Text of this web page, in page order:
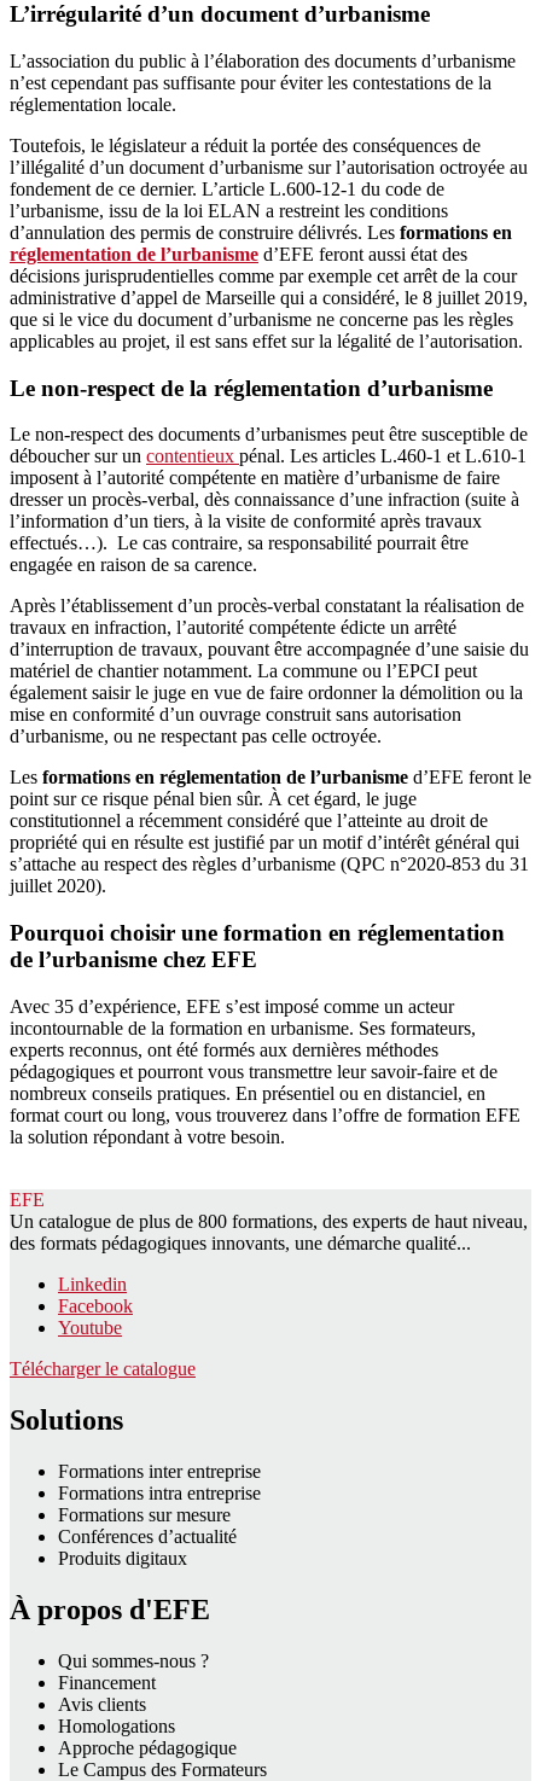
L’irrégularité d’un document d’urbanisme
L’association du public à l’élaboration des documents d’urbanisme
n’est cependant pas suffisante pour éviter les contestations de la
réglementation locale.
Toutefois, le législateur a réduit la portée des conséquences de
l’illégalité d’un document d’urbanisme sur l’autorisation octroyée au
fondement de ce dernier. L’article L.600-12-1 du code de
l’urbanisme, issu de la loi ELAN a restreint les conditions
d’annulation des permis de construire délivrés. Les formations en
réglementation de l’urbanisme d’EFE feront aussi état des
décisions jurisprudentielles comme par exemple cet arrêt de la cour
administrative d’appel de Marseille qui a considéré, le 8 juillet 2019,
que si le vice du document d’urbanisme ne concerne pas les règles
applicables au projet, il est sans effet sur la légalité de l’autorisation.
Le non-respect de la réglementation d’urbanisme
Le non-respect des documents d’urbanismes peut être susceptible de
déboucher sur un contentieux pénal. Les articles L.460-1 et L.610-1
imposent à l’autorité compétente en matière d’urbanisme de faire
dresser un procès-verbal, dès connaissance d’une infraction (suite à
l’information d’un tiers, à la visite de conformité après travaux
effectués…). Le cas contraire, sa responsabilité pourrait être
engagée en raison de sa carence.
Après l’établissement d’un procès-verbal constatant la réalisation de
travaux en infraction, l’autorité compétente édicte un arrêté
d’interruption de travaux, pouvant être accompagnée d’une saisie du
matériel de chantier notamment. La commune ou l’EPCI peut
également saisir le juge en vue de faire ordonner la démolition ou la
mise en conformité d’un ouvrage construit sans autorisation
d’urbanisme, ou ne respectant pas celle octroyée.
Les formations en réglementation de l’urbanisme d’EFE feront le
point sur ce risque pénal bien sûr. À cet égard, le juge
constitutionnel a récemment considéré que l’atteinte au droit de
propriété qui en résulte est justifié par un motif d’intérêt général qui
s’attache au respect des règles d’urbanisme (QPC n°2020-853 du 31
juillet 2020).
Pourquoi choisir une formation en réglementation
de l’urbanisme chez EFE
Avec 35 d’expérience, EFE s’est imposé comme un acteur
incontournable de la formation en urbanisme. Ses formateurs,
experts reconnus, ont été formés aux dernières méthodes
pédagogiques et pourront vous transmettre leur savoir-faire et de
nombreux conseils pratiques. En présentiel ou en distanciel, en
format court ou long, vous trouverez dans l’offre de formation EFE
la solution répondant à votre besoin.
EFE
Un catalogue de plus de 800 formations, des experts de haut niveau,
des formats pédagogiques innovants, une démarche qualité...
Linkedin
Facebook
Youtube
Télécharger le catalogue
Solutions
Formations inter entreprise
Formations intra entreprise
Formations sur mesure
Conférences d’actualité
Produits digitaux
À propos d'EFE
Qui sommes-nous ?
Financement
Avis clients
Homologations
Approche pédagogique
Le Campus des Formateurs